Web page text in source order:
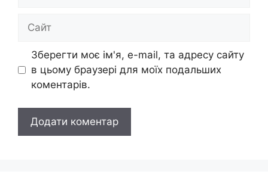
Сайт
Зберегти моє ім'я, e-mail, та адресу сайту
в цьому браузері для моїх подальших
коментарів.